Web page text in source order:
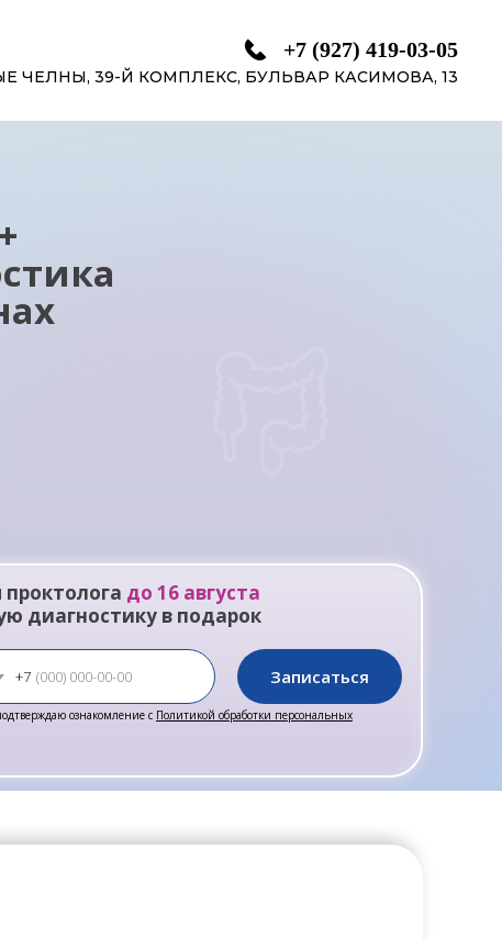
+7 (927) 419-03-05
ЧЕЛНЫ, 39-Й КОМПЛЕКС, БУЛЬВАР КАСИМОВА, 13
+7
ознакомление с Политикой обработки персональных
Записаться
до 16 августа
диагностику в подарок
+